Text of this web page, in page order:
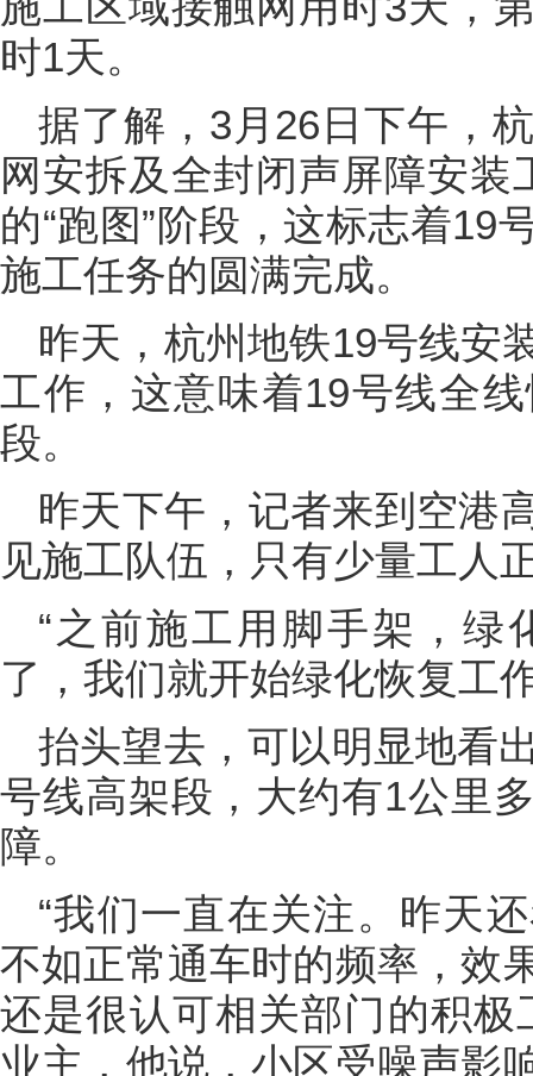
时1天。
据了解，3月26日下午，
网安拆及全封闭声屏障安
的“跑图”阶段，这标志着19
施工任务的圆满完成。
昨天，杭州地铁19号线安
工作，这意味着19号线全
段。
昨天下午，记者来到空港
见施工队伍，只有少量工人
“之前施工用脚手架，绿
了，我们就开始绿化恢复工
抬头望去，可以明显地看
号线高架段，大约有1公里
障。
“我们一直在关注。昨天
不如正常通车时的频率，效
还是很认可相关部门的积极
业主，他说，小区受噪声影